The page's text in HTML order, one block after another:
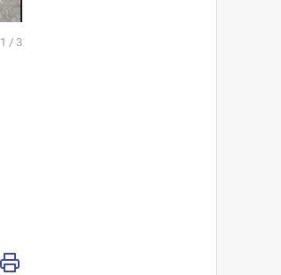
1 / 3